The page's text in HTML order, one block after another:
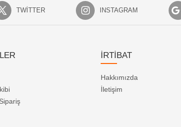
TWITTER INSTAGRAM
İRTİBAT
Hakkımızda
İletişim